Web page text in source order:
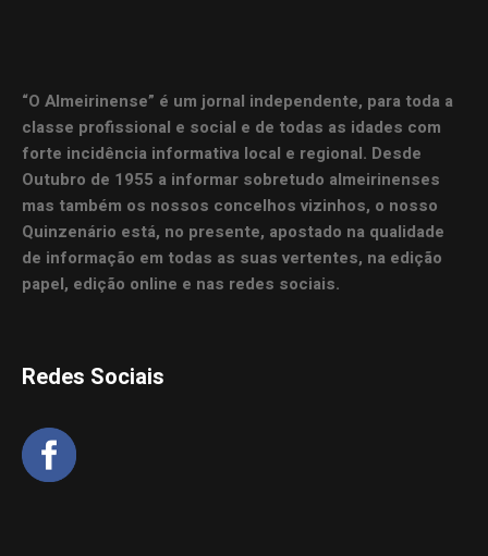
“O Almeirinense” é um jornal independente, para toda a
classe profissional e social e de todas as idades com
forte incidência informativa local e regional. Desde
Outubro de 1955 a informar sobretudo almeirinenses
mas também os nossos concelhos vizinhos, o nosso
Quinzenário está, no presente, apostado na qualidade
de informação em todas as suas vertentes, na edição
papel, edição online e nas redes sociais.
Redes Sociais